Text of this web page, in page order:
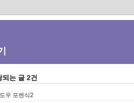
되는 글 2건
우 포렌식2